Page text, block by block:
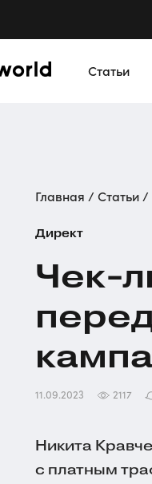
Статьи
Главная Статьи
Директ
Чек-
11.09.2023 2117
Никита
с платным